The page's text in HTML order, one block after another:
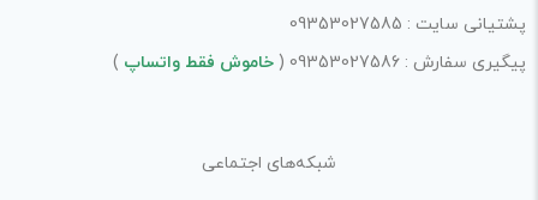
پشتیانی سایت : 09353027585
پیگیری سفارش : 09353027586 (
خاموش فقط واتساپ )
شبکه‌های اجتماعی